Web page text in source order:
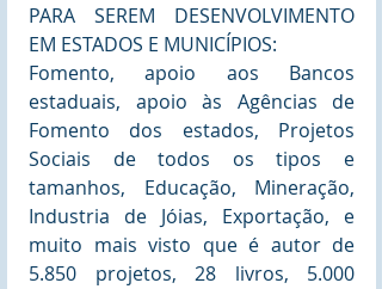
PARA SEREM DESENVOLVIMENTO
EM ESTADOS E MUNICÍPIOS:
Fomento, apoio aos Bancos
estaduais, apoio às Agências de
Fomento dos estados, Projetos
Sociais de todos os tipos e
tamanhos, Educação, Mineração,
Industria de Jóias, Exportação, e
muito mais visto que é autor de
5.850 projetos, 28 livros, 5.000